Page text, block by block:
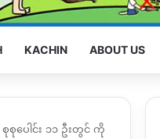
KACHIN ABOUT US
ပေါင်း ၁၁ ဦးတွင် ကို